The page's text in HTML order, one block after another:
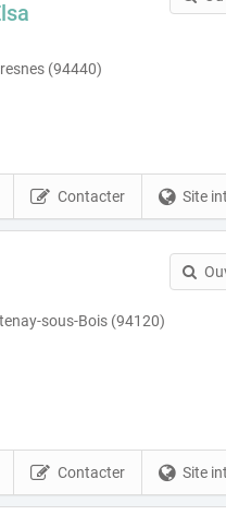
(94440)
Site
Contacter
sous-Bois (94120)
Site
Contacter